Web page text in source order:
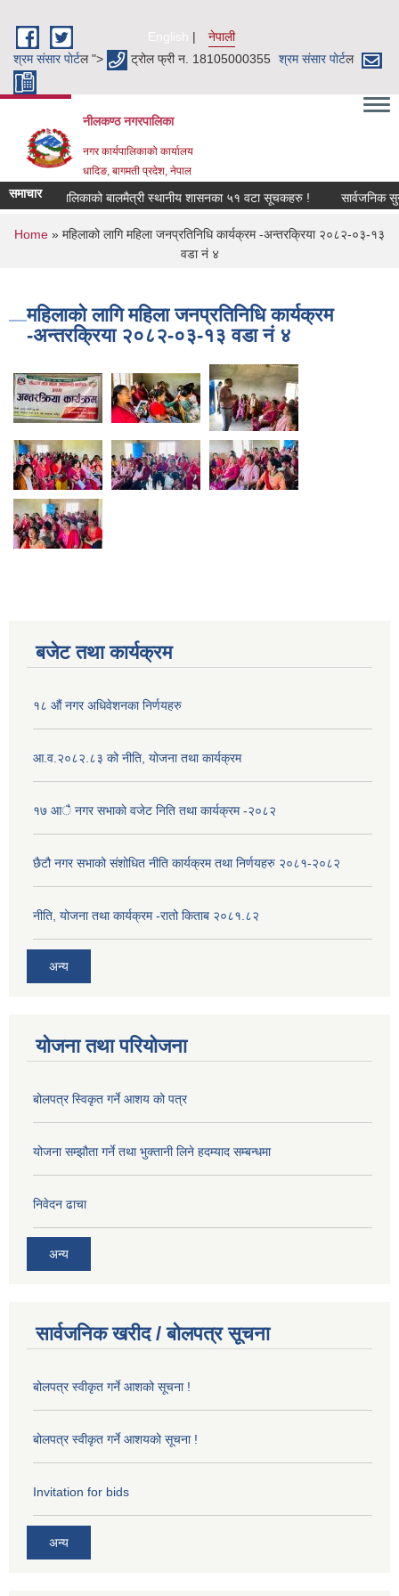
English
नेपाली
श्रम संसार पाेर्टल "> ट्रोल फ्री न. 18105000355 श्रम संसार पाेर्टल
नीलकण्ठ नगरपालिका
नगर कार्यपालिकाको कार्यालय
धादिङ, बागमती प्रदेश, नेपाल
समाचार
नगरपालिकाको बालमैत्री स्थानीय शासनका ५१ वटा सूचकहरु ! सार्वजनिक
You are here
Home » महिलाको लागि महिला जनप्रतिनिधि कार्यक्रम -अन्तरक्रिया २०८२-०३-१३
वडा नं ४
महिलाको लागि महिला जनप्रतिनिधि कार्यक्रम
-अन्तरक्रिया २०८२-०३-१३ वडा नं ४
बजेट तथा कार्यक्रम
१८ औं नगर अधिवेशनका निर्णयहरु
आ.व.२०८२.८३ को नीति, योजना तथा कार्यक्रम
१७ आै नगर सभाकाे वजेट निति तथा कार्यक्रम -२०८२
छैटौ नगर सभाको संशोधित नीति कार्यक्रम तथा निर्णयहरु २०८१-२०८२
नीति, योजना तथा कार्यक्रम -रातो किताब २०८१.८२
अन्य
योजना तथा परियोजना
बोलपत्र स्विकृत गर्ने आशय को पत्र
योजना सम्झौता गर्ने तथा भुक्तानी लिने हदम्याद सम्बन्धमा
निवेदन ढाचा
अन्य
सार्वजनिक खरीद / बोलपत्र सूचना
बोलपत्र स्वीकृत गर्ने आशको सूचना !
बोलपत्र स्वीकृत गर्ने आशयको सूचना !
Invitation for bids
अन्य